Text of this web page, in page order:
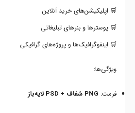
🛒 اپلیکیشن‌های خرید آنلاین
🛒 پوسترها و بنرهای تبلیغاتی
🛒 اینفوگرافیک‌ها و پروژه‌های گرافیکی
ویژگی‌ها:
فرمت: PNG شفاف + PSD لایه‌باز